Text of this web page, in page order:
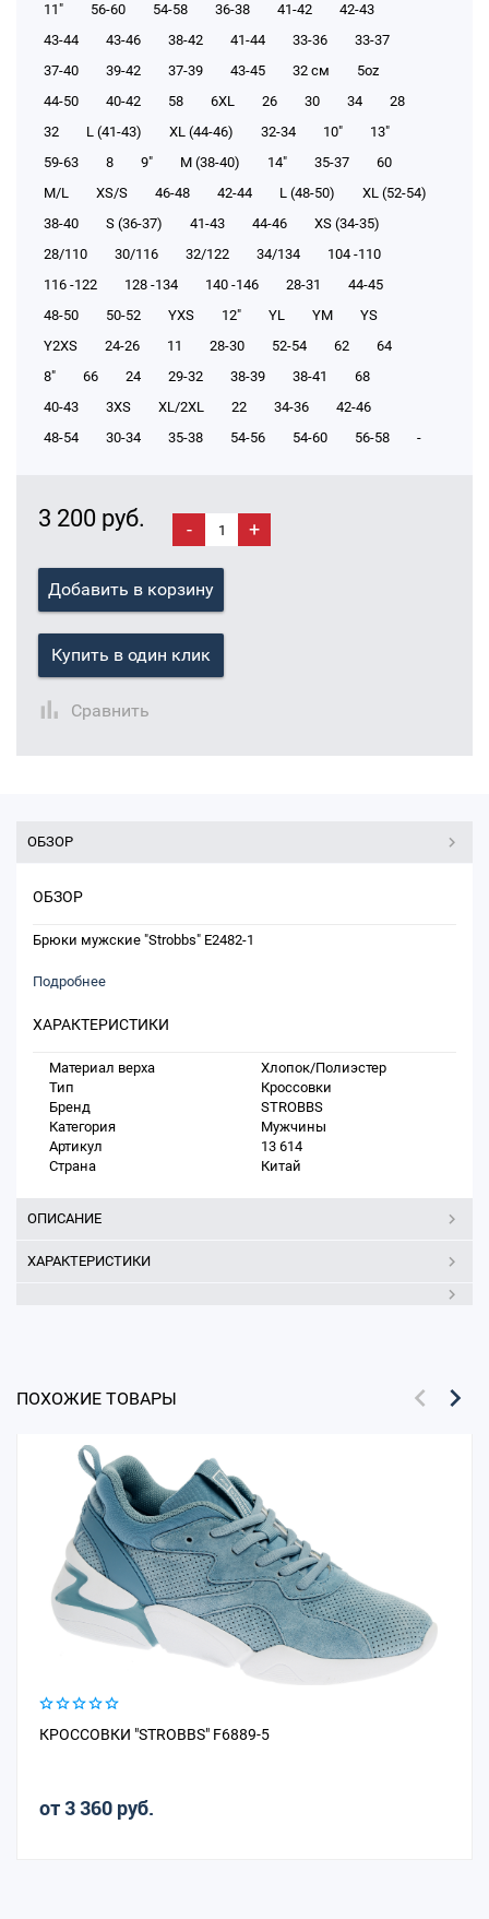
11"
56-60 54-58 36-38 41-42
42-43
43-44
43-46 38-42 41-44 33-36
33-37
37-40
39-42 37-39 43-45 32 см
5oz
44-50
40-42 58 6XL 26 30 34
28
32
L (41-43) XL (44-46) 32-34 10"
13"
59-63
8 9" M (38-40) 14" 35-37
60
M/L
XS/S 46-48 42-44 L (48-50)
XL (52-54)
38-40
S (36-37) 41-43 44-46
XS (34-35)
28/110
30/116 32/122 34/134
104 -110
116 -122
128 -134 140 -146 28-31
44-45
48-50
50-52 YXS 12" YL YM
YS
Y2XS
24-26 11 28-30 52-54 62
64
8"
66 24 29-32 38-39 38-41
68
40-43
3XS XL/2XL 22 34-36
42-46
48-54
30-34 35-38 54-56 54-60 56-58 -
3 200 руб. - +
Добавить в корзину
Купить в один клик
Сравнить
ОБЗОР
ОБЗОР
Брюки мужские "Strobbs" E2482-1
Подробнее
ХАРАКТЕРИСТИКИ
Материал верха
Хлопок/Полиэстер
Тип
Кроссовки
Бренд
STROBBS
Категория
Мужчины
Артикул
13 614
Страна
Китай
ОПИСАНИЕ
ХАРАКТЕРИСТИКИ
ПОХОЖИЕ ТОВАРЫ
КРОССОВКИ "STROBBS" F6889-5
от 3 360 руб.